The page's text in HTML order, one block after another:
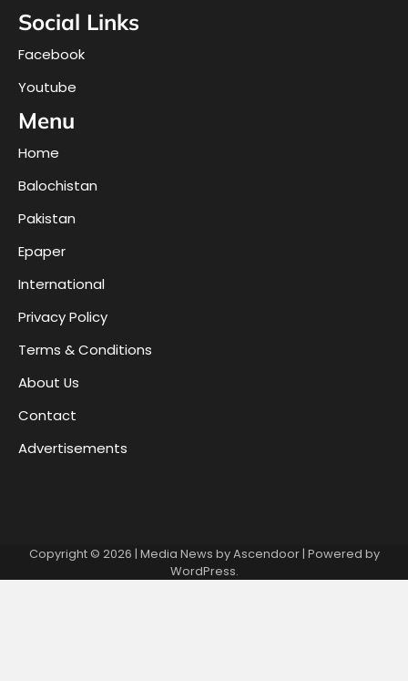
Social Links
Facebook
Youtube
Menu
Home
Balochistan
Pakistan
Epaper
International
Privacy Policy
Terms & Conditions
About Us
Contact
Advertisements
Copyright © 2026 | Media News byAscendoor| Powered by
WordPress.